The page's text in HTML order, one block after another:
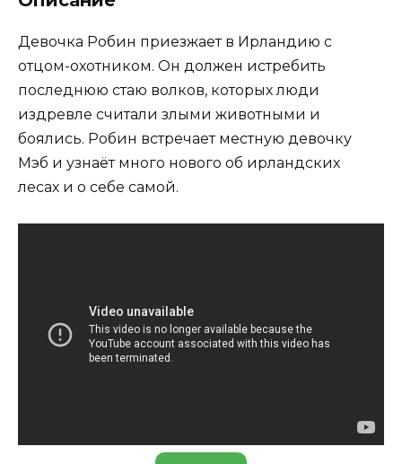
Девочка Робин приезжает в Ирландию с
отцом-охотником. Он должен истребить
последнюю стаю волков, которых люди
издревле считали злыми животными и
боялись. Робин встречает местную девочку
Мэб и узнаёт много нового об ирландских
лесах и о себе самой.